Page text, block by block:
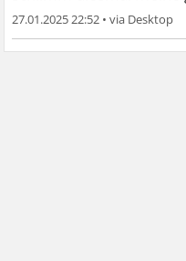
27.01.2025 22:52 •